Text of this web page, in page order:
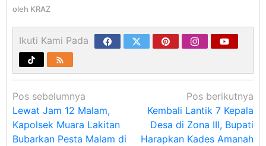
oleh KRAZ
Ikuti Kami Pada
Navigasi
pos
Pos sebelumnya
Lewat Jam 12 Malam,
Kapolsek Muara Lakitan
Bubarkan Pesta Malam di
Pos berikutnya
Kembali Lantik 7 Kepala
Desa di Zona III, Bupati
Harapkan Kades Amanah